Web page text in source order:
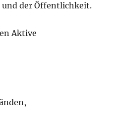
und der Öffentlichkeit.
Aktive